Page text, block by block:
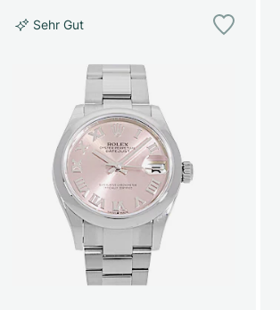
Sehr Gut